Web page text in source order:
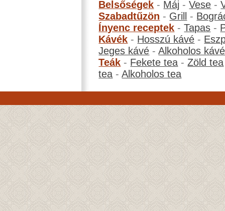
Belsőségek - Máj -Vese -
Szabadtűzön - Grill -
Ínyenc receptek -Tapas -
Kávék - Hosszú kávé -
Jeges kávé -Alkoholos kávé
Teák - Fekete tea -Zöld tea
tea -Alkoholos tea